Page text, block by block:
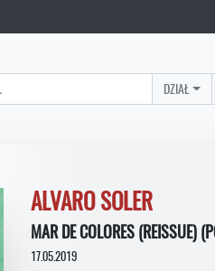
DZIAŁ
ALVARO SOLER
MAR DE COLORES (REISSUE)
17.05.2019